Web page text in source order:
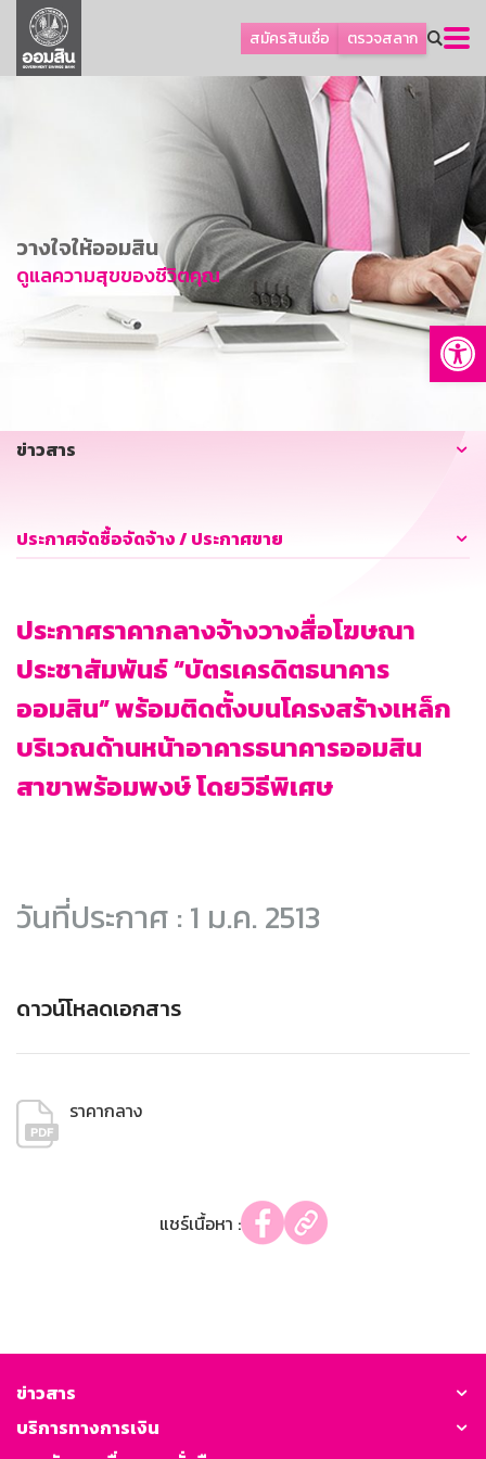
สมัครสินเชื่อ ตรวจสลาก
ลูกค้าธุรกิจ
ลูกค้าผู้ประกอบรายย่อย
การพัฒนาที่ยั่งยืน
ข่าวสาร
บริการทางการเงิน
อื่นๆ
วางใจให้ออมสิน
ดูแลความสุขของชีวิตคุณ
ข่าวสาร
ประกาศจัดซื้อจัดจ้าง / ประกาศขาย
ประกาศราคากลางจ้างวางสื่อโฆษณา
ประชาสัมพันธ์ “บัตรเครดิตธนาคาร
ออมสิน” พร้อมติดตั้งบนโครงสร้างเหล็ก
บริเวณด้านหน้าอาคารธนาคารออมสิน
สาขาพร้อมพงษ์ โดยวิธีพิเศษ
วันที่ประกาศ : 1 ม.ค. 2513
ดาวน์โหลดเอกสาร
ราคากลาง
แชร์เนื้อหา :
ข่าวสาร
บริการทางการเงิน